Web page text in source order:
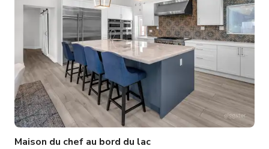
Maison du chef au bord du lac